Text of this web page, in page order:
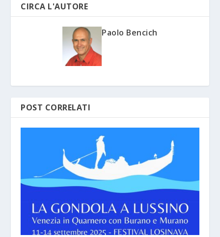
CIRCA L'AUTORE
Paolo Bencich
POST CORRELATI